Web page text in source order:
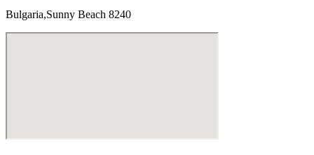
Bulgaria,Sunny Beach 8240